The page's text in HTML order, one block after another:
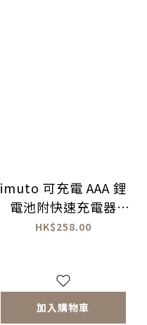
imuto 可充電 AAA 鋰
電池附快速充電器
1300mWh
HK$258.00
加入購物車